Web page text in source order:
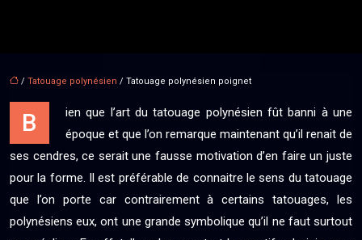
/ Tatouage polynésien / Tatouage polynésien poignet
B
ien que l’art du tatouage polynésien fût banni à une
époque et que l’on remarque maintenant qu’il renait de
ses cendres, ce serait une fausse motivation d’en faire un juste
pour la forme. Il est préférable de connaitre le sens du tatouage
que l’on porte car contrairement à certains tatouages, les
polynésiens eux, ont une grande symbolique qu’il ne faut surtout